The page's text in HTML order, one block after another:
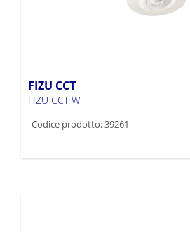
FIZU CCT
FIZU CCT W
Codice prodotto: 39261